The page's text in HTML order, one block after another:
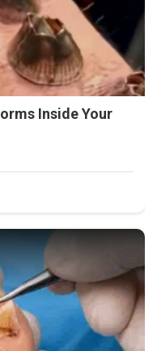
Inside Your